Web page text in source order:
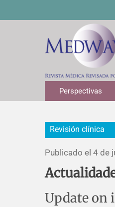
Perspectivas
Revisión clínica
Publicado el 4 de
Update on